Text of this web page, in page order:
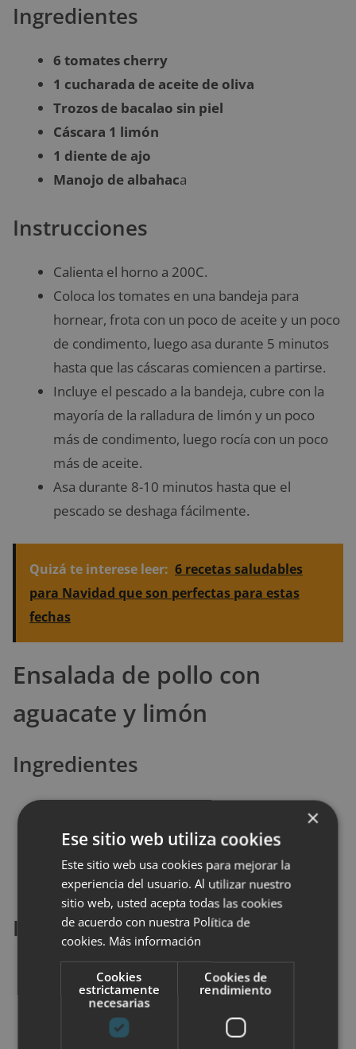
Ingredientes
6 tomates cherry
1 cucharada de aceite de oliva
Trozos de bacalao sin piel
Cáscara 1 limón
1 diente de ajo
Manojo de albahaca
Instrucciones
Calienta el horno a 200C.
Coloca los tomates en una bandeja para
hornear, frota con un poco de aceite y un poco
de condimento, luego asa durante 5 minutos
hasta que las cáscaras comiencen a partirse.
Incluye el pescado a la bandeja, cubre con la
mayoría de la ralladura de limón y un poco
más de condimento, luego rocía con un poco
más de aceite.
Asa durante 8-10 minutos hasta que el
pescado se deshaga fácilmente.
Quizá te interese leer: 6 recetas saludables
para Navidad que son perfectas para estas
fechas
Ensalada de pollo con
aguacate y limón
Ingredientes
1 aguacate
Especias al gusto
1 limón
Instrucciones
Adereza el pollo con un poco de pimienta y
pásalos por la sartén hasta que se hagan.
Corta el aguacate en tiras.
Mezcla el pollo, el aguacate y agrega más
×
Ese sitio web utiliza cookies
Este sitio web usa cookies para mejorar la
experiencia del usuario. Al utilizar nuestro
sitio web, usted acepta todas las cookies
de acuerdo con nuestra Política de
cookies. Más información
Cookies
estrictamente
necesarias
Cookies de
rendimiento